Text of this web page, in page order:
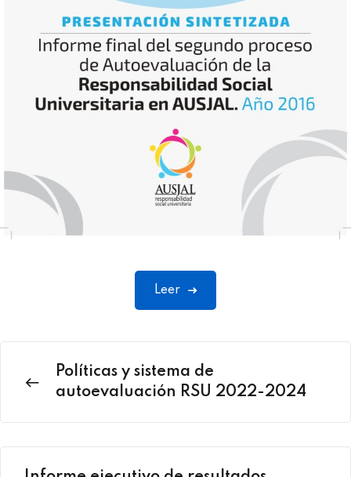
Leer
Políticas y sistema de
autoevaluación RSU 2022-2024